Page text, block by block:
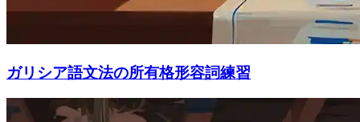
ガリシア語文法の所有格形容詞練習